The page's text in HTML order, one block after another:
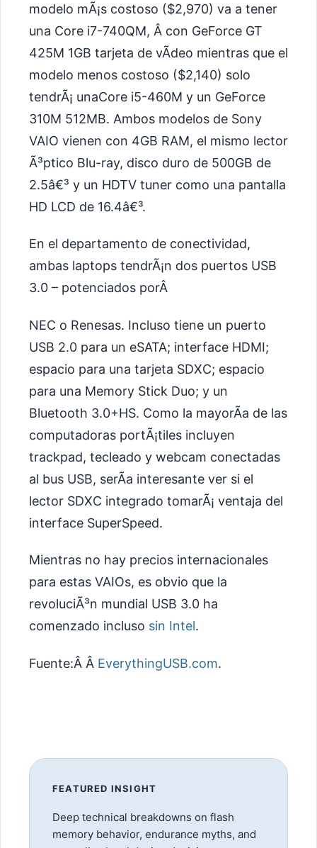
modelo mÃ¡s costoso ($2,970) va a tener
una Core i7-740QM, Â con GeForce GT
425M 1GB tarjeta de vÃ­deo mientras que el
modelo menos costoso ($2,140) solo
tendrÃ¡ unaCore i5-460M y un GeForce
310M 512MB. Ambos modelos de Sony
VAIO vienen con 4GB RAM, el mismo lector
Ã³ptico Blu-ray, disco duro de 500GB de
2.5â€³ y un HDTV tuner como una pantalla
HD LCD de 16.4â€³.
En el departamento de conectividad,
ambas laptops tendrÃ¡n dos puertos USB
3.0 – potenciados porÂ
NEC o Renesas. Incluso tiene un puerto
USB 2.0 para un eSATA; interface HDMI;
espacio para una tarjeta SDXC; espacio
para una Memory Stick Duo; y un
Bluetooth 3.0+HS. Como la mayorÃ­a de las
computadoras portÃ¡tiles incluyen
trackpad, tecleado y webcam conectadas
al bus USB, serÃ­a interesante ver si el
lector SDXC integrado tomarÃ¡ ventaja del
interface SuperSpeed.
Mientras no hay precios internacionales
para estas VAIOs, es obvio que la
revoluciÃ³n mundial USB 3.0 ha
comenzado incluso sin Intel.
Fuente:Â Â EverythingUSB.com.
FEATURED INSIGHT
Deep technical breakdowns on flash
memory behavior, endurance myths, and